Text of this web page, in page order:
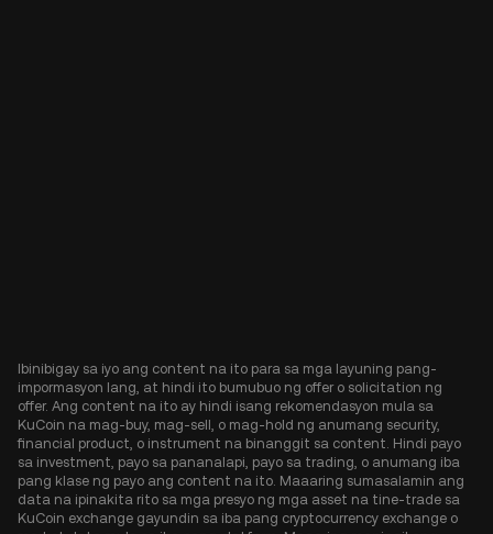
Ibinibigay sa iyo ang content na ito para sa mga layuning pang-
impormasyon lang, at hindi ito bumubuo ng offer o solicitation ng
offer. Ang content na ito ay hindi isang rekomendasyon mula sa
KuCoin na mag-buy, mag-sell, o mag-hold ng anumang security,
financial product, o instrument na binanggit sa content. Hindi payo
sa investment, payo sa pananalapi, payo sa trading, o anumang iba
pang klase ng payo ang content na ito. Maaaring sumasalamin ang
data na ipinakita rito sa mga presyo ng mga asset na tine-trade sa
KuCoin exchange gayundin sa iba pang cryptocurrency exchange o